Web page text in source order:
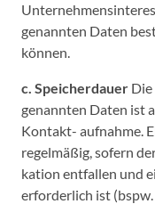
genannten Daten
können.
c. Speicherdauer Die
genannten Daten ist
Kontakt- aufnahme.
regelmäßig, sofern
kation entfallen und
erforderlich ist